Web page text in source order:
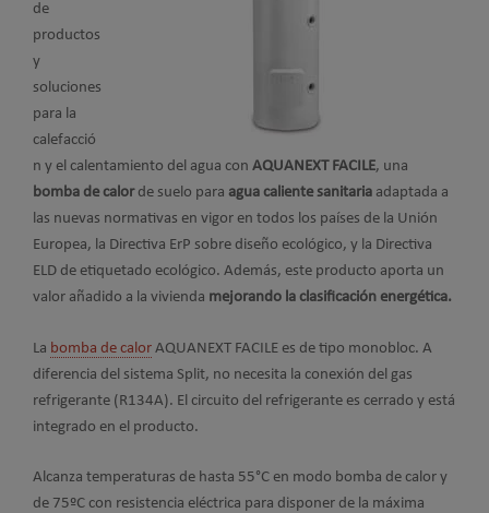
de
productos
y
soluciones
para la
calefacció
n y el calentamiento del agua con AQUANEXT FACILE, una
bomba de calor de suelo para agua caliente sanitaria adaptada a
las nuevas normativas en vigor en todos los países de la Unión
Europea, la Directiva ErP sobre diseño ecológico, y la Directiva
ELD de etiquetado ecológico. Además, este producto aporta un
valor añadido a la vivienda mejorando la clasificación energética.
La bomba de calor AQUANEXT FACILE es de tipo monobloc. A
diferencia del sistema Split, no necesita la conexión del gas
refrigerante (R134A). El circuito del refrigerante es cerrado y está
integrado en el producto.
Alcanza temperaturas de hasta 55°C en modo bomba de calor y
de 75ºC con resistencia eléctrica para disponer de la máxima